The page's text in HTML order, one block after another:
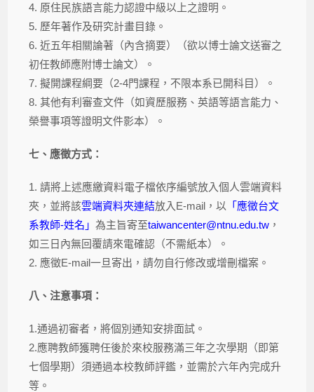
4. 原住民族語言能力認證中級以上之證明。
5. 歷年著作及研究計畫目錄。
6. 近五年相關論著（內含摘要）（欲以博士論文送審之
初任教師應附博士論文）。
7. 擬開課程綱要（2-4門課程，不限本系已開科目）。
8. 其他有利審查文件（如資歷服務、英語等語言能力、
榮譽事項等證明文件影本）。
七、應徵方式：
1. 請將上述應繳資料電子檔依序編號放入個人雲端資料
夾，並將該雲端資料夾連結放入E-mail，以 「應徵台文
系教師-姓名」為主旨寄至taiwancenter@ntnu.edu.tw ，
如三日內無回覆請來電確認（不需紙本）。
2. 應徵E-mail一旦寄出，請勿自行修改或增刪檔案。
八、注意事項：
1.通過初審者，將個別通知安排面試。
2.應聘教師獲聘任後於來校服務滿三年之次學期（即第
七個學期）須通過本校教師評鑑，並需於六年內完成升
等。